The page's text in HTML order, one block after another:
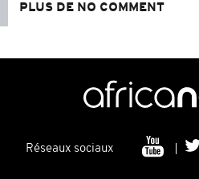
PLUS DE NO COMMENT
Réseaux sociaux